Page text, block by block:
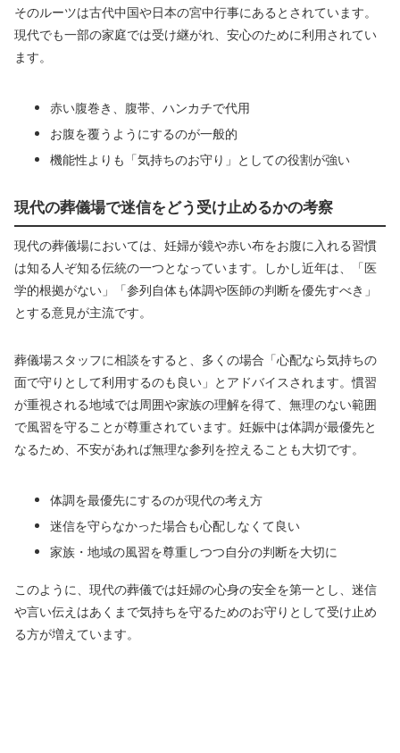
そのルーツは古代中国や日本の宮中行事にあるとされています。
現代でも一部の家庭では受け継がれ、安心のために利用されてい
ます。
赤い腹巻き、腹帯、ハンカチで代用
お腹を覆うようにするのが一般的
機能性よりも「気持ちのお守り」としての役割が強い
現代の葬儀場で迷信をどう受け止めるかの考察
現代の葬儀場においては、妊婦が鏡や赤い布をお腹に入れる習慣
は知る人ぞ知る伝統の一つとなっています。しかし近年は、「医
学的根拠がない」「参列自体も体調や医師の判断を優先すべき」
とする意見が主流です。
葬儀場スタッフに相談をすると、多くの場合「心配なら気持ちの
面で守りとして利用するのも良い」とアドバイスされます。慣習
が重視される地域では周囲や家族の理解を得て、無理のない範囲
で風習を守ることが尊重されています。妊娠中は体調が最優先と
なるため、不安があれば無理な参列を控えることも大切です。
体調を最優先にするのが現代の考え方
迷信を守らなかった場合も心配しなくて良い
家族・地域の風習を尊重しつつ自分の判断を大切に
このように、現代の葬儀では妊婦の心身の安全を第一とし、迷信
や言い伝えはあくまで気持ちを守るためのお守りとして受け止め
る方が増えています。